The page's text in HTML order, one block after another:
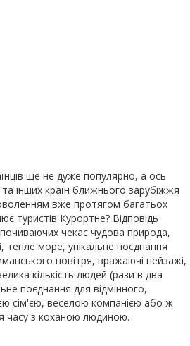
ще не дуже популярно, а ось
та інших країн ближнього зарубіжжя
вже протягом багатьох
туристів Курортне? Відповідь
чекає чудова природа,
тепле море, унікальне поєднання
повітря, вражаючі пейзажі,
кількість людей (рази в два
поєднання для відмінного,
сім'єю, веселою компанією або ж
часу з коханою людиною.